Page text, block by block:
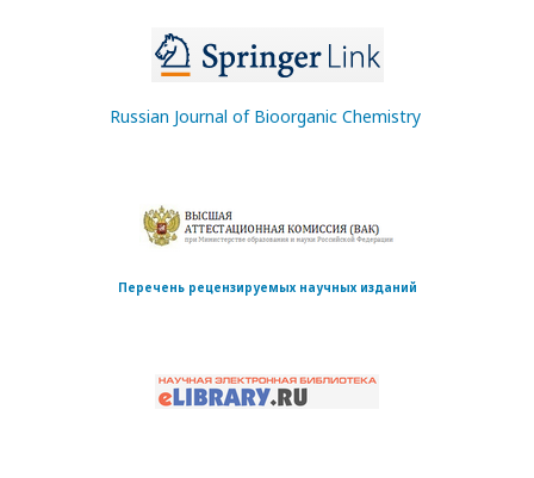
Russian Journal of Bioorganic Chemistry
Перечень рецензируемых научных изданий